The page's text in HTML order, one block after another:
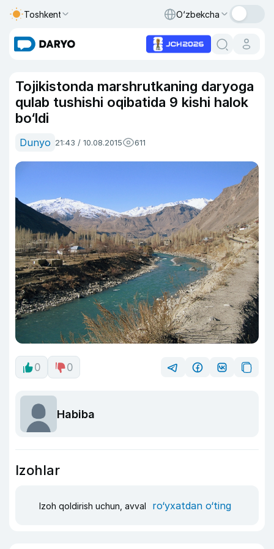
Toshkent O‘zbekcha
Tojikistonda marshrutkaning daryoga
qulab tushishi oqibatida 9 kishi halok
bo‘ldi
Dunyo 21:43 / 10.08.2015 611
0 0
Habiba
Izohlar
Izoh qoldirish uchun, avval ro‘yxatdan o‘ting